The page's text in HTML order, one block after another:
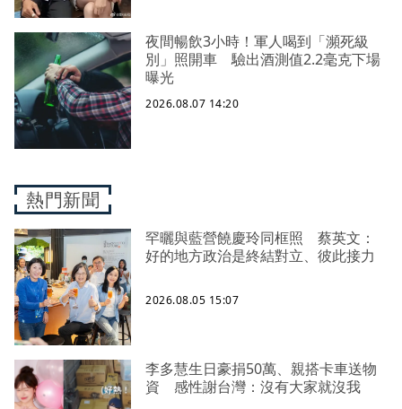
夜間暢飲3小時！軍人喝到「瀕死級
別」照開車 驗出酒測值2.2毫克下場
曝光
2026.08.07 14:20
熱門新聞
罕曬與藍營饒慶玲同框照 蔡英文：
好的地方政治是終結對立、彼此接力
2026.08.05 15:07
李多慧生日豪捐50萬、親搭卡車送物
資 感性謝台灣：沒有大家就沒我